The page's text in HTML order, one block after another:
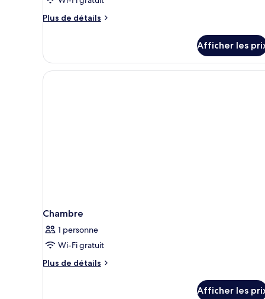
Villa,
de
la
Plus de détails
Plus
Villa,
au
bord
Afficher les
Chambre
1 personne
Wi-Fi gratuit
Plus de détails
Plus
Afficher les